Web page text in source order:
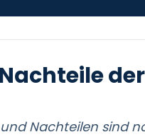
Nachteilen sind